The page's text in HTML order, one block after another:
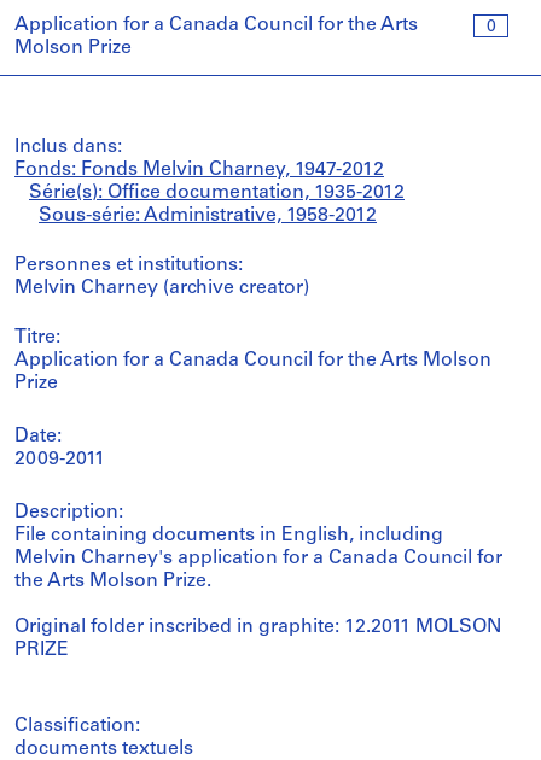
0
Application for a Canada Council for the Arts
Molson Prize
Inclus dans:
Fonds: Fonds Melvin Charney, 1947-2012
Série(s): Office documentation, 1935-2012
Sous-série: Administrative, 1958-2012
Personnes et institutions:
Melvin Charney (archive creator)
Titre:
Application for a Canada Council for the Arts Molson
Prize
Date:
2009-2011
Description:
File containing documents in English, including
Melvin Charney's application for a Canada Council for
the Arts Molson Prize.
Original folder inscribed in graphite: 12.2011 MOLSON
PRIZE
Classification:
documents textuels